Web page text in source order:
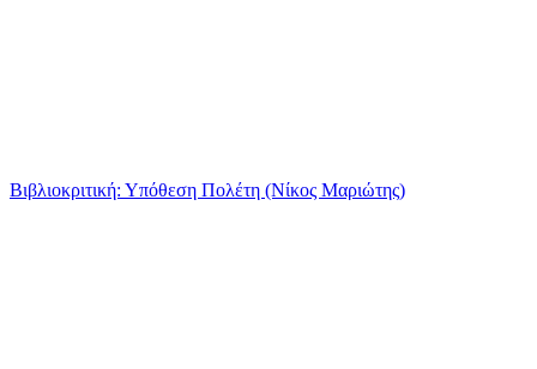
Βιβλιοκριτική: Υπόθεση Πολέτη (Νίκος Μαριώτης)